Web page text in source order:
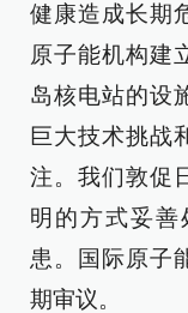
健康造成长期
原子能机构建
岛核电站的设
巨大技术挑战
注。我们敦促
明的方式妥
患。国际原子
期审议。